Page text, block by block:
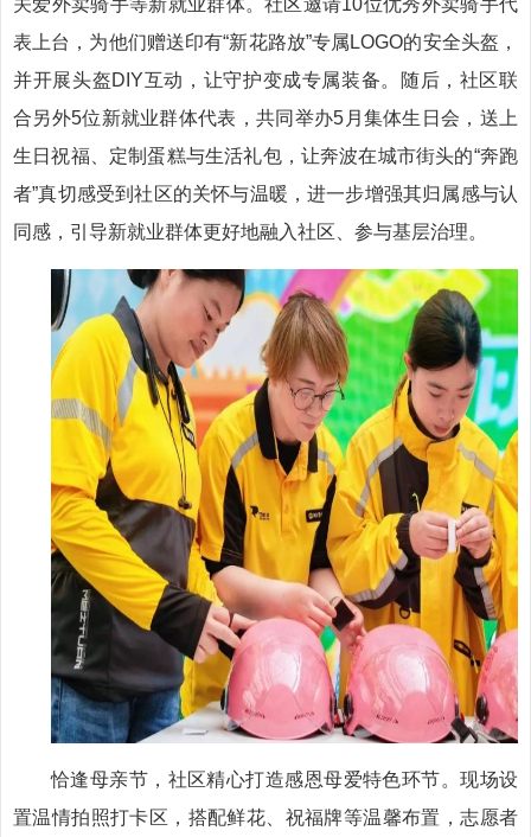
关爱外卖骑手等新就业群体。社区邀请10位优秀外卖骑手代
表上台，为他们赠送印有“新花路放”专属LOGO的安全头盔，
并开展头盔DIY互动，让守护变成专属装备。随后，社区联
合另外5位新就业群体代表，共同举办5月集体生日会，送上
生日祝福、定制蛋糕与生活礼包，让奔波在城市街头的“奔跑
者”真切感受到社区的关怀与温暖，进一步增强其归属感与认
同感，引导新就业群体更好地融入社区、参与基层治理。
恰逢母亲节，社区精心打造感恩母爱特色环节。现场设
置温情拍照打卡区，搭配鲜花、祝福牌等温馨布置，志愿者